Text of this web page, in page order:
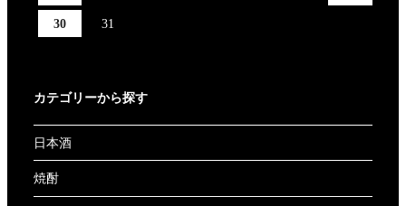
30 31
カテゴリーから探す
日本酒
焼酎